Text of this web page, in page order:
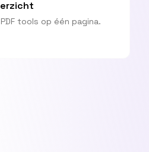
tools op één pagina.